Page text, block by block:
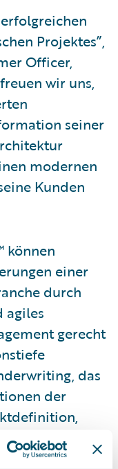
Projektes”,
Officer,
wir uns,
seiner
modernen
Kunden
können
einer
durch
agiles
gerecht
das
der
und den